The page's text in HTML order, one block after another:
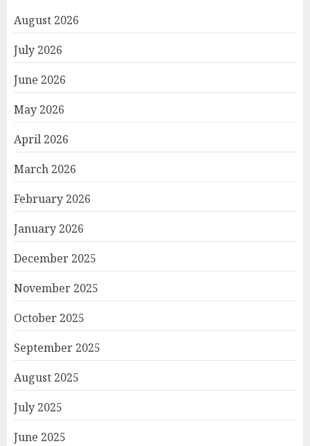
August 2026
July 2026
June 2026
May 2026
April 2026
March 2026
February 2026
January 2026
December 2025
November 2025
October 2025
September 2025
August 2025
July 2025
June 2025